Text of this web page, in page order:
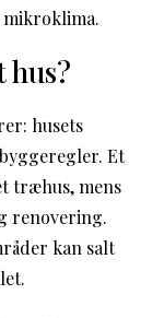
hus?
husets
Et
træhus, mens
renovering.
kan salt